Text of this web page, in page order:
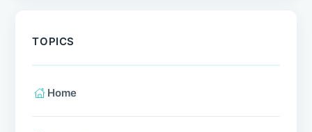
TOPICS
Home